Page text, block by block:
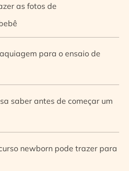
as fotos de
para o ensaio de
saber antes de começar um
newborn pode trazer para